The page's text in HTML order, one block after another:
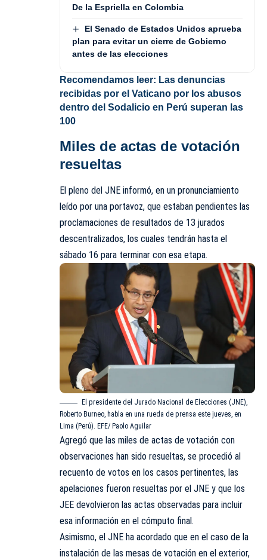
De la Espriella en Colombia
El Senado de Estados Unidos aprueba
plan para evitar un cierre de Gobierno
antes de las elecciones
Recomendamos leer: Las denuncias
recibidas por el Vaticano por los abusos
dentro del Sodalicio en Perú superan las
100
Miles de actas de votación
resueltas
El pleno del JNE informó, en un pronunciamiento
leído por una portavoz, que estaban pendientes las
proclamaciones de resultados de 13 jurados
descentralizados, los cuales tendrán hasta el
sábado 16 para terminar con esa etapa.
El presidente del Jurado Nacional de Elecciones (JNE),
Roberto Burneo, habla en una rueda de prensa este jueves, en
Lima (Perú). EFE/ Paolo Aguilar
Agregó que las miles de actas de votación con
observaciones han sido resueltas, se procedió al
recuento de votos en los casos pertinentes, las
apelaciones fueron resueltas por el JNE y que los
JEE devolvieron las actas observadas para incluir
esa información en el cómputo final.
Asimismo, el JNE ha acordado que en el caso de la
instalación de las mesas de votación en el exterior,